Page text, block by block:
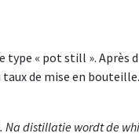
type « pot still ». Après
de mise en
Na distillatie wordt de